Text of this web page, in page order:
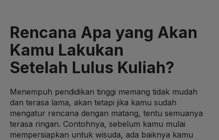
Rencana Apa yang Akan
Kamu Lakukan
Setelah Lulus Kuliah?
Menempuh pendidikan tinggi memang tidak mudah
dan terasa lama, akan tetapi jika kamu sudah
mengatur rencana dengan matang, tentu semuanya
terasa ringan. Contohnya, sebelum kamu mulai
mempersiapkan untuk wisuda, ada baiknya kamu